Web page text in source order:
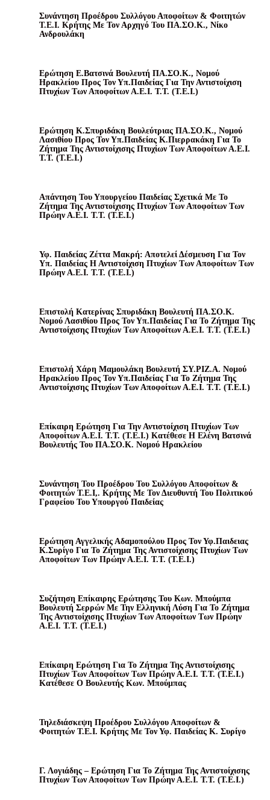
Συνάντηση Προέδρου Συλλόγου Αποφοίτων & Φοιτητών
Τ.Ε.Ι. Κρήτης Με Τον Αρχηγό Του ΠΑ.ΣΟ.Κ., Νίκο
Ανδρουλάκη
Ερώτηση Ε.Βατσινά Βουλευτή ΠΑ.ΣΟ.Κ., Νομού
Ηρακλείου Προς Τον Υπ.Παιδείας Για Την Αντιστοίχιση
Πτυχίων Των Αποφοίτων Α.Ε.Ι. Τ.Τ. (Τ.Ε.Ι.)
Ερώτηση Κ.Σπυριδάκη Βουλεύτριας ΠΑ.ΣΟ.Κ., Νομού
Λασιθίου Προς Τον Υπ.Παιδείας Κ.Πιερρακάκη Για Το
Ζήτημα Της Αντιστοίχισης Πτυχίων Των Αποφοίτων Α.Ε.Ι.
Τ.Τ. (Τ.Ε.Ι.)
Απάντηση Του Υπουργείου Παιδείας Σχετικά Με Το
Ζήτημα Της Αντιστοίχισης Πτυχίων Των Αποφοίτων Των
Πρώην Α.Ε.Ι. Τ.Τ. (Τ.Ε.Ι.)
Υφ. Παιδείας Ζέττα Μακρή: Αποτελεί Δέσμευση Για Τον
Υπ. Παιδείας Η Αντιστοίχιση Πτυχίων Των Αποφοίτων Των
Πρώην Α.Ε.Ι. Τ.Τ. (Τ.Ε.Ι.)
Επιστολή Κατερίνας Σπυριδάκη Βουλευτή ΠΑ.ΣΟ.Κ.
Νομού Λασιθίου Προς Τον Υπ.Παιδείας Για Το Ζήτημα Της
Αντιστοίχισης Πτυχίων Των Αποφοίτων Α.Ε.Ι. Τ.Τ. (Τ.Ε.Ι.)
Επιστολή Χάρη Μαμουλάκη Βουλευτή ΣΥ.ΡΙΖ.Α. Νομού
Ηρακλείου Προς Τον Υπ.Παιδείας Για Το Ζήτημα Της
Αντιστοίχισης Πτυχίων Των Αποφοίτων Α.Ε.Ι. Τ.Τ. (Τ.Ε.Ι.)
Επίκαιρη Ερώτηση Για Την Αντιστοίχιση Πτυχίων Των
Αποφοίτων Α.Ε.Ι. Τ.Τ. (Τ.Ε.Ι.) Κατέθεσε Η Ελένη Βατσινά
Βουλευτής Του ΠΑ.ΣΟ.Κ. Νομού Ηρακλείου
Συνάντηση Του Προέδρου Του Συλλόγου Αποφοίτων &
Φοιτητών Τ.Ε.Ι,. Κρήτης Με Τον Διευθυντή Του Πολιτικού
Γραφείου Του Υπουργού Παιδείας
Ερώτηση Αγγελικής Αδαμοπούλου Προς Τον Υφ.Παιδειας
Κ.Συρίγο Για Το Ζήτημα Της Αντιστοίχισης Πτυχίων Των
Αποφοίτων Των Πρώην Α.Ε.Ι. Τ.Τ. (Τ.Ε.Ι.)
Συζήτηση Επίκαιρης Ερώτησης Του Κων. Μπούμπα
Βουλευτή Σερρών Με Την Ελληνική Λύση Για Το Ζήτημα
Της Αντιστοίχισης Πτυχίων Των Αποφοίτων Των Πρώην
Α.Ε.Ι. Τ.Τ. (Τ.Ε.Ι.)
Επίκαιρη Ερώτηση Για Το Ζήτημα Της Αντιστοίχισης
Πτυχίων Των Αποφοίτων Των Πρώην Α.Ε.Ι. Τ.Τ. (Τ.Ε.Ι.)
Κατέθεσε Ο Βουλευτής Κων. Μπούμπας
Τηλεδιάσκεψη Προέδρου Συλλόγου Αποφοίτων &
Φοιτητών Τ.Ε.Ι. Κρήτης Με Τον Υφ. Παιδείας Κ. Συρίγο
Γ. Λογιάδης – Ερώτηση Για Το Ζήτημα Της Αντιστοίχισης
Πτυχίων Των Αποφοίτων Των Πρώην Α.Ε.Ι. Τ.Τ. (Τ.Ε.Ι.)